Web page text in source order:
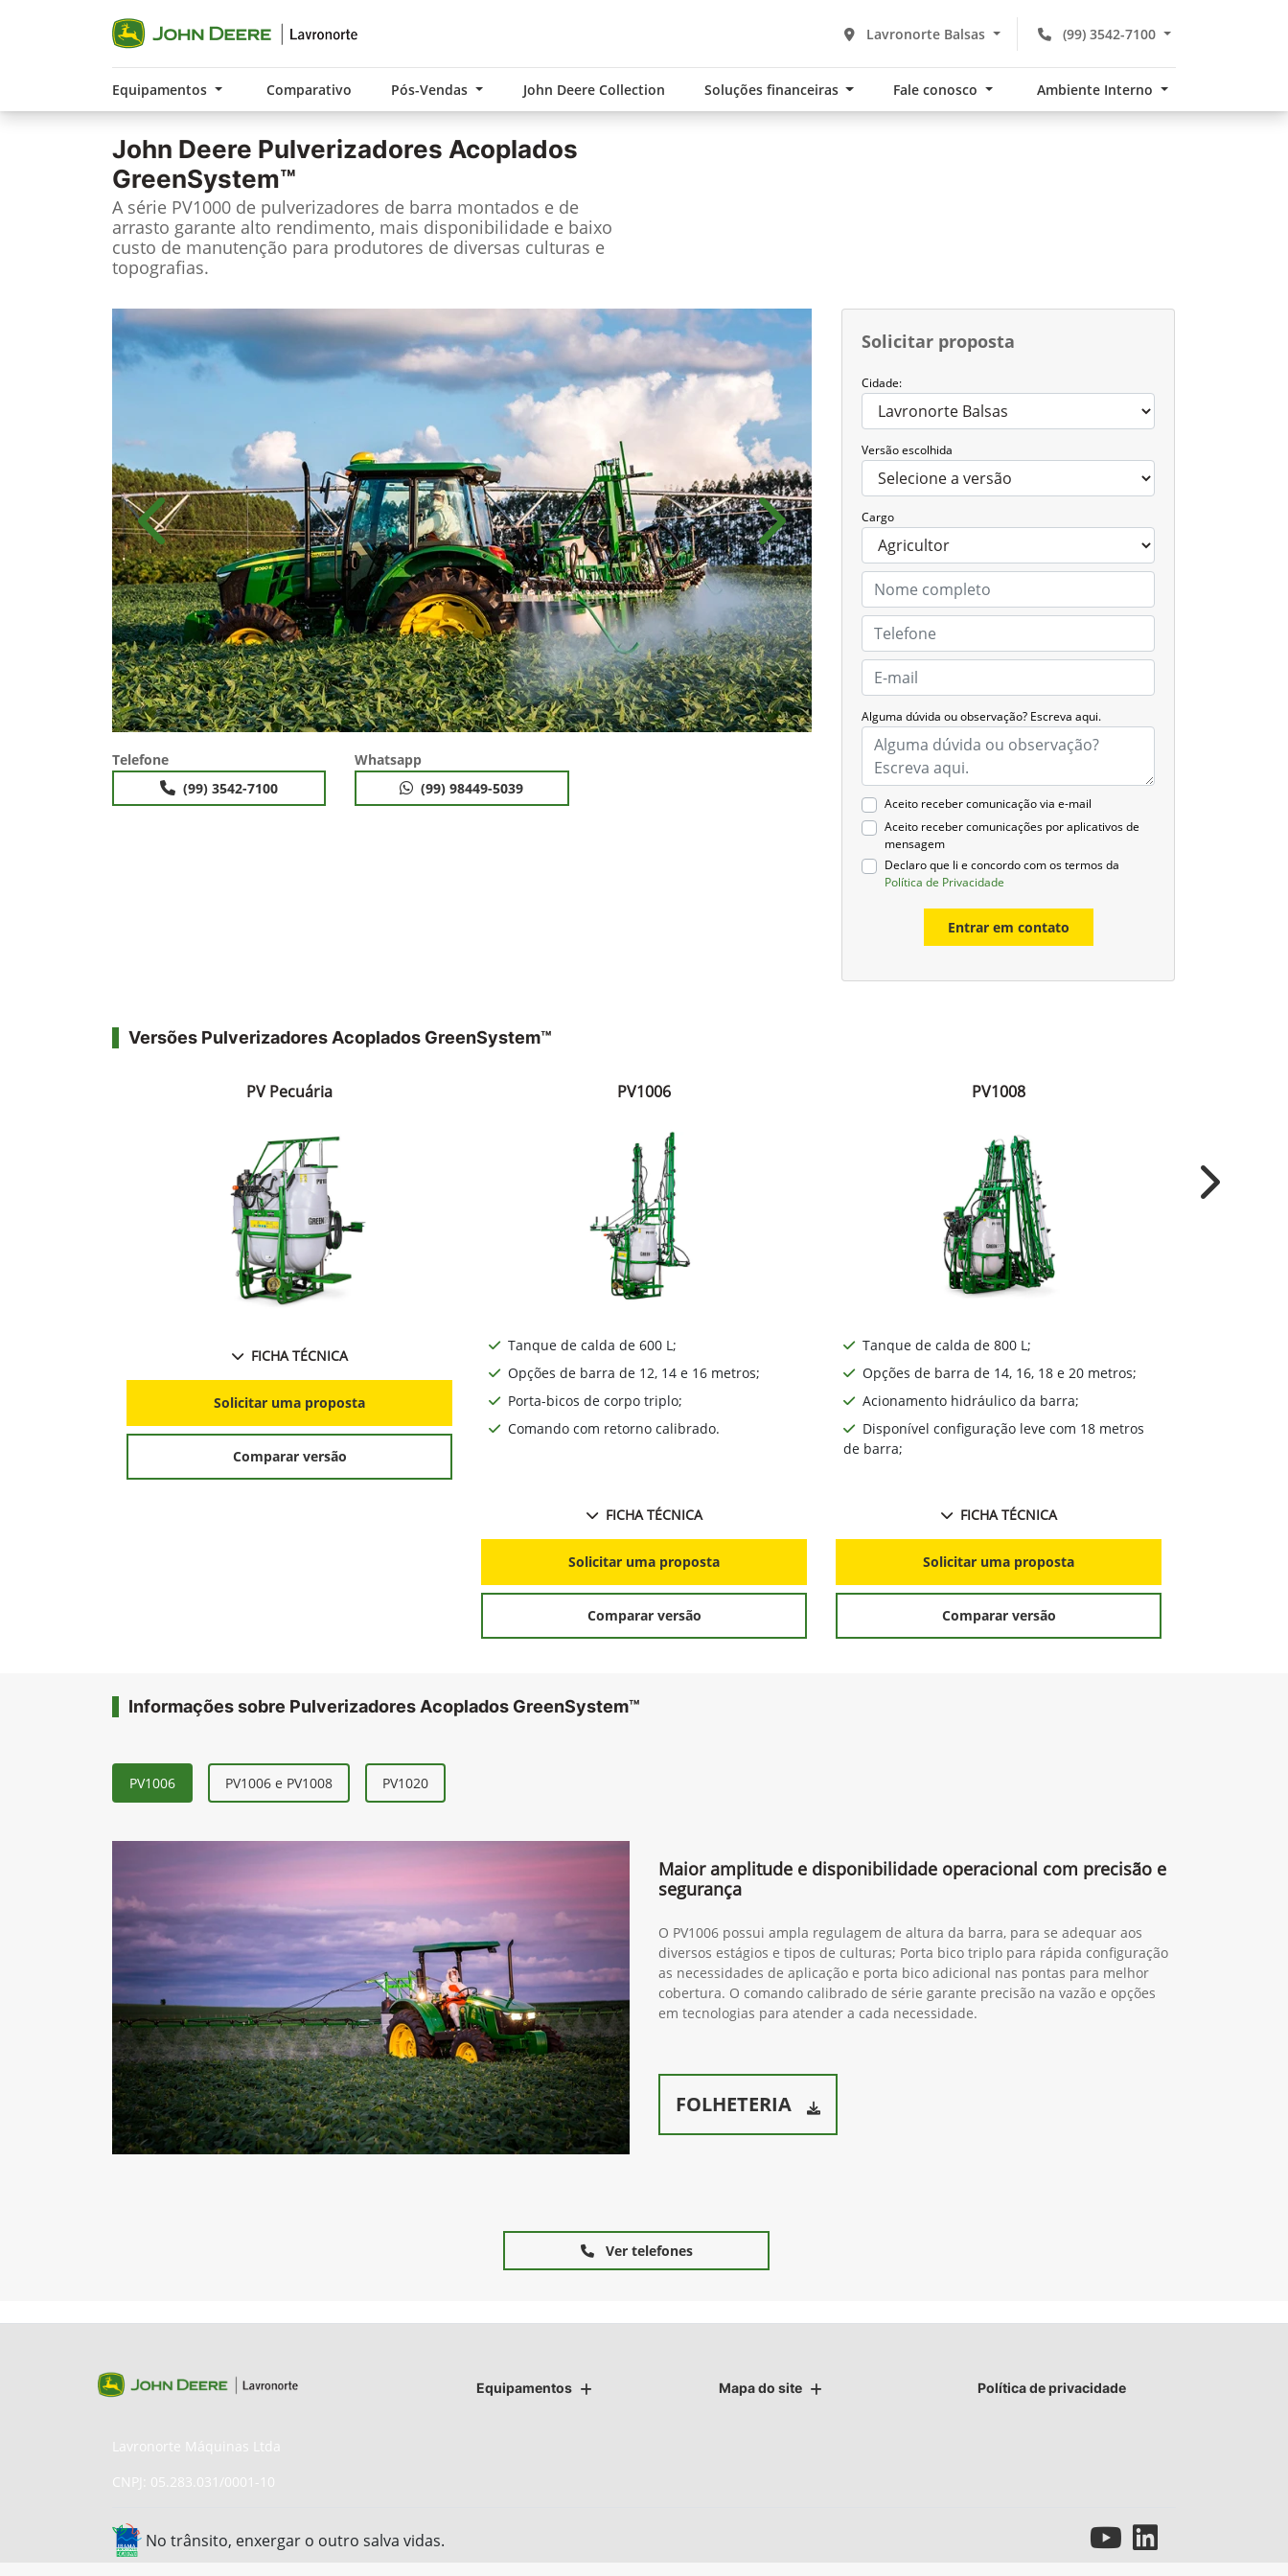
(99) 3542-7100
Lavronorte Balsas
Equipamentos Comparativo Pós-Vendas John Deere Collection Soluções financeiras Fale conosco Ambiente Interno
John Deere Pulverizadores Acoplados
GreenSystem™
A série PV1000 de pulverizadores de barra montados e de
arrasto garante alto rendimento, mais disponibilidade e baixo
custo de manutenção para produtores de diversas culturas e
topografias.
Solicitar proposta
Cidade:
Versão escolhida
Cargo
Alguma dúvida ou observação? Escreva aqui.
Aceito receber comunicação via e-mail
Aceito receber comunicações por aplicativos de
mensagem
Declaro que li e concordo com os termos da
Política de Privacidade
Entrar em contato
Anterior Próximo
Telefone
(99) 3542-7100
Whatsapp
(99) 98449-5039
Versões Pulverizadores Acoplados GreenSystem™
PV Pecuária
FICHA TÉCNICA
Solicitar uma proposta
Comparar versão
PV1006
Tanque de calda de 600 L;
Opções de barra de 12, 14 e 16 metros;
Porta-bicos de corpo triplo;
Comando com retorno calibrado.
FICHA TÉCNICA
Solicitar uma proposta
Comparar versão
PV1008
Tanque de calda de 800 L;
Opções de barra de 14, 16, 18 e 20 metros;
Acionamento hidráulico da barra;
Disponível configuração leve com 18 metros
de barra;
FICHA TÉCNICA
Solicitar uma proposta
Comparar versão
Next
Informações sobre Pulverizadores Acoplados GreenSystem™
PV1006 PV1006 e PV1008 PV1020
Maior amplitude e disponibilidade operacional com precisão e
segurança
O PV1006 possui ampla regulagem de altura da barra, para se adequar aos
diversos estágios e tipos de culturas; Porta bico triplo para rápida configuração
as necessidades de aplicação e porta bico adicional nas pontas para melhor
cobertura. O comando calibrado de série garante precisão na vazão e opções
em tecnologias para atender a cada necessidade.
FOLHETERIA
Ver telefones
Equipamentos Mapa do site Política de privacidade
Lavronorte Máquinas Ltda
CNPJ: 05.283.031/0001-10
No trânsito, enxergar o outro salva vidas.